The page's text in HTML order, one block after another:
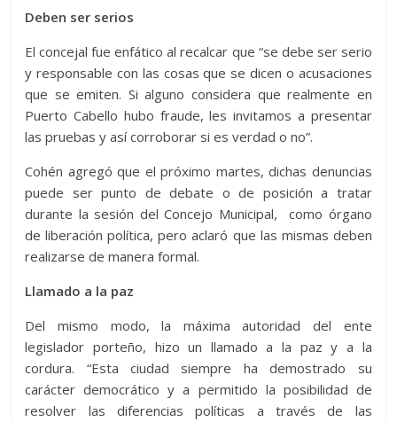
Deben ser serios
El concejal fue enfático al recalcar que “se debe ser serio
y responsable con las cosas que se dicen o acusaciones
que se emiten. Si alguno considera que realmente en
Puerto Cabello hubo fraude, les invitamos a presentar
las pruebas y así corroborar si es verdad o no”.
Cohén agregó que el próximo martes, dichas denuncias
puede ser punto de debate o de posición a tratar
durante la sesión del Concejo Municipal, como órgano
de liberación política, pero aclaró que las mismas deben
realizarse de manera formal.
Llamado a la paz
Del mismo modo, la máxima autoridad del ente
legislador porteño, hizo un llamado a la paz y a la
cordura. “Esta ciudad siempre ha demostrado su
carácter democrático y a permitido la posibilidad de
resolver las diferencias políticas a través de las